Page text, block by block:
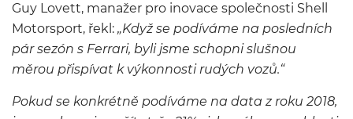
Guy Lovett, manažer pro inovace společnosti Shell
Motorsport, řekl: „Když se podíváme na posledních
pár sezón s Ferrari, byli jsme schopni slušnou
měrou přispívat k výkonnosti rudých vozů.“
Pokud se konkrétně podíváme na data z roku 2018,